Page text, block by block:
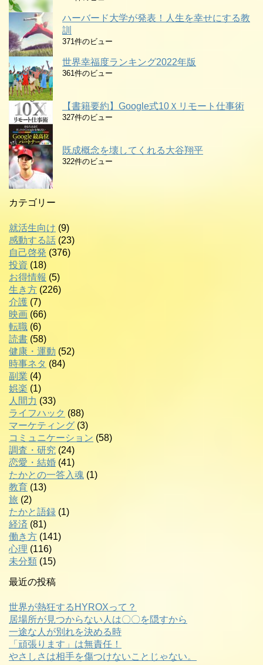
ハーバード大学が発表！人生を幸せにする教
訓
371件のビュー
世界幸福度ランキング2022年版
361件のビュー
【書籍要約】Google式10Ｘリモート仕事術
327件のビュー
既成概念を壊してくれる大谷翔平
322件のビュー
カテゴリー
就活生向け (9)
感動する話 (23)
自己啓発 (376)
投資 (18)
お得情報 (5)
生き方 (226)
介護 (7)
映画 (66)
転職 (6)
読書 (58)
健康・運動 (52)
時事ネタ (84)
副業 (4)
娯楽 (1)
人間力 (33)
ライフハック (88)
マーケティング (3)
コミュニケーション (58)
調査・研究 (24)
恋愛・結婚 (41)
たかとの一答入魂 (1)
教育 (13)
旅 (2)
たかと語録 (1)
経済 (81)
働き方 (141)
心理 (116)
未分類 (15)
最近の投稿
世界が熱狂するHYROXって？
居場所が見つからない人は〇〇を隠すから
一途な人が別れを決める時
「頑張ります」は無責任！
やさしさは相手を傷つけないことじゃない。